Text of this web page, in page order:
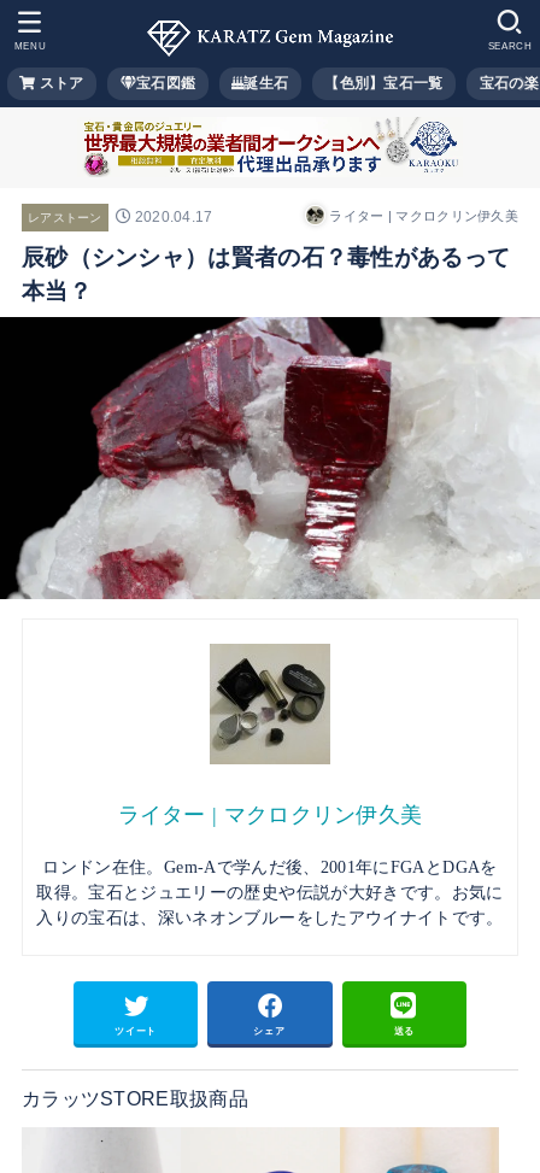
ストア 宝石図鑑 誕生石 【色別】宝石一覧 宝石の
SEARCH
MENU
レアストーン 2020.04.17 ライター | マクロクリン伊久美
辰砂（シンシャ）は賢者の石？毒性があるって
本当？
ライター | マクロクリン伊久美
ロンドン在住。Gem-Aで学んだ後、2001年にFGAとDGAを
取得。宝石とジュエリーの歴史や伝説が大好きです。お気に
入りの宝石は、深いネオンブルーをしたアウイナイトです。
ツイート シェア 送る
カラッツSTORE取扱商品